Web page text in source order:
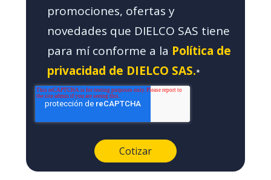
promociones, ofertas y
novedades que DIELCO SAS tiene
para mí conforme a la Política de
privacidad de DIELCO SAS.*